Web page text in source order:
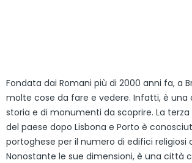
Fondata dai Romani più di 2000 anni fa, a
molte cose da fare e vedere. Infatti, è una
storia e di monumenti da scoprire. La
del paese dopo Lisbona e Porto è
portoghese per il numero di edifici religiosi
Nonostante le sue dimensioni, è una città